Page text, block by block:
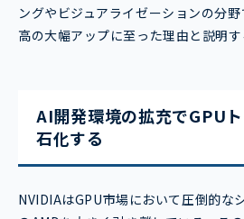
ングやビジュアライゼーションの分
高の大幅アップに至った理由と説明す
AI開発環境の拡充でGPU
石化する
NVIDIAはGPU市場において圧倒的な